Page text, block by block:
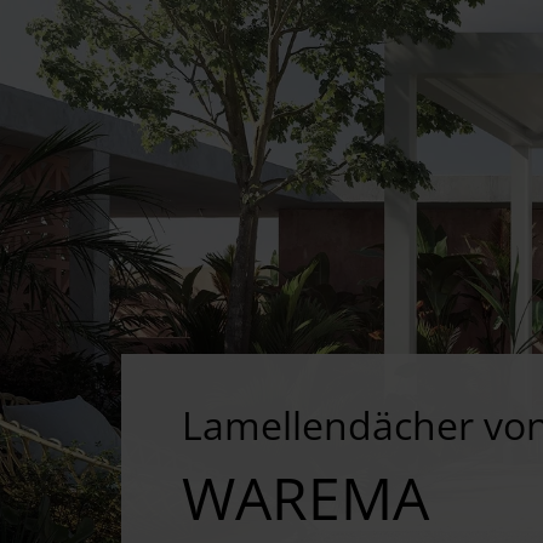
Lamellendächer
WAREMA